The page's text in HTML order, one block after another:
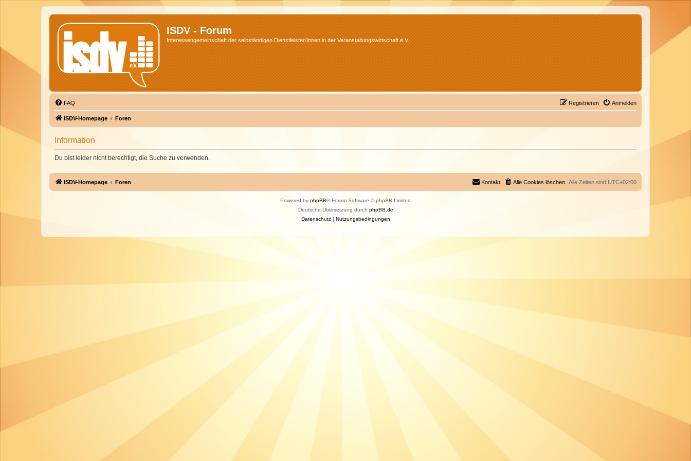
ISDV - Forum
Interessengemeinschaft der selbständigen Dienstleister/Innen in der Veranstaltungswirtschaft e.V.
FAQ Anmelden
Registrieren
ISDV-Homepage Foren
Information
Du bist leider nicht berechtigt, die Suche zu verwenden.
ISDV-Homepage Foren Alle Zeiten sind UTC+02:00
Alle Cookies löschen
Kontakt
Powered by phpBB® Forum Software © phpBB Limited
Deutsche Übersetzung durch phpBB.de
Datenschutz| Nutzungsbedingungen